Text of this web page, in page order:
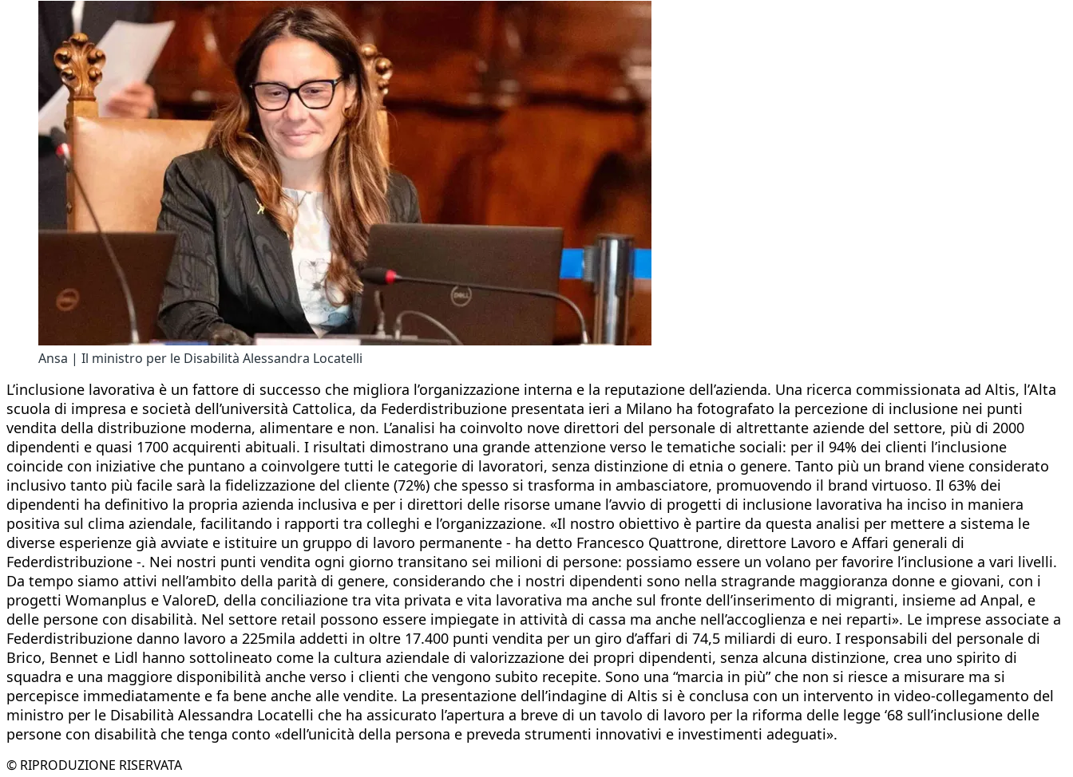
Ansa | Il ministro per le Disabilità Alessandra Locatelli
L’inclusione lavorativa è un fattore di successo che migliora l’organizzazione interna e la reputazione dell’azienda. Una ricerca commissionata ad Altis, l’Alta
scuola di impresa e società dell’università Cattolica, da Federdistribuzione presentata ieri a Milano ha fotografato la percezione di inclusione nei punti
vendita della distribuzione moderna, alimentare e non. L’analisi ha coinvolto nove direttori del personale di altrettante aziende del settore, più di 2000
dipendenti e quasi 1700 acquirenti abituali. I risultati dimostrano una grande attenzione verso le tematiche sociali: per il 94% dei clienti l’inclusione
coincide con iniziative che puntano a coinvolgere tutti le categorie di lavoratori, senza distinzione di etnia o genere. Tanto più un brand viene considerato
inclusivo tanto più facile sarà la fidelizzazione del cliente (72%) che spesso si trasforma in ambasciatore, promuovendo il brand virtuoso. Il 63% dei
dipendenti ha definitivo la propria azienda inclusiva e per i direttori delle risorse umane l’avvio di progetti di inclusione lavorativa ha inciso in maniera
positiva sul clima aziendale, facilitando i rapporti tra colleghi e l’organizzazione. «Il nostro obiettivo è partire da questa analisi per mettere a sistema le
diverse esperienze già avviate e istituire un gruppo di lavoro permanente - ha detto Francesco Quattrone, direttore Lavoro e Affari generali di
Federdistribuzione -. Nei nostri punti vendita ogni giorno transitano sei milioni di persone: possiamo essere un volano per favorire l’inclusione a vari livelli.
Da tempo siamo attivi nell’ambito della parità di genere, considerando che i nostri dipendenti sono nella stragrande maggioranza donne e giovani, con i
progetti Womanplus e ValoreD, della conciliazione tra vita privata e vita lavorativa ma anche sul fronte dell’inserimento di migranti, insieme ad Anpal, e
delle persone con disabilità. Nel settore retail possono essere impiegate in attività di cassa ma anche nell’accoglienza e nei reparti». Le imprese associate a
Federdistribuzione danno lavoro a 225mila addetti in oltre 17.400 punti vendita per un giro d’affari di 74,5 miliardi di euro. I responsabili del personale di
Brico, Bennet e Lidl hanno sottolineato come la cultura aziendale di valorizzazione dei propri dipendenti, senza alcuna distinzione, crea uno spirito di
squadra e una maggiore disponibilità anche verso i clienti che vengono subito recepite. Sono una “marcia in più” che non si riesce a misurare ma si
percepisce immediatamente e fa bene anche alle vendite. La presentazione dell’indagine di Altis si è conclusa con un intervento in video-collegamento del
ministro per le Disabilità Alessandra Locatelli che ha assicurato l’apertura a breve di un tavolo di lavoro per la riforma delle legge ‘68 sull’inclusione delle
persone con disabilità che tenga conto «dell’unicità della persona e preveda strumenti innovativi e investimenti adeguati».
© RIPRODUZIONE RISERVATA